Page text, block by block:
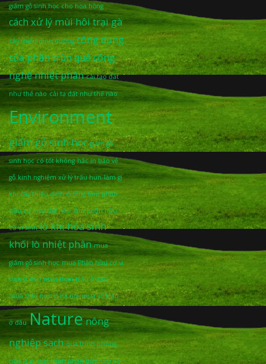
giấm gỗ sinh học cho hoa hồng
cách xử lý mùi hôi trại gà
cây thiếu dinh dưỡng công dụng
của phân trùn quếcông
nghệ nhiệt phân cải tạo đất
như thế nào cải tạ đất như thế nào
Environment
giấm gỗ sinh học giấm gỗ
sinh học có tốt không hắc ín bảo vệ
gỗ kinh nghiệm xử lý trấu hun làm gì
khi cây thiếu dinh dưỡng làm phân
hữu cơ như thế nào làm phân hữu
cơ vi sinh lò khí hóa sinh
khốilò nhiệt phân mua
giấm gỗ sinh học mua Phân hữu cơ vi
sinh ở đâu mua than trấu ở đâu
mua trấu hun ở hà nội mua vỏ trấu
ở đâu Naturenông
nghiệp sạch qua trình phong
hóa là gì quá trình phân hủy hữu cơ